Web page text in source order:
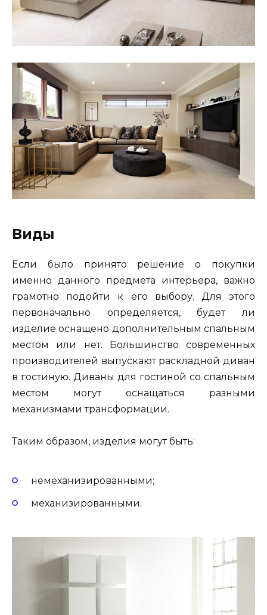
Виды
Если было принято решение о покупки
именно данного предмета интерьера, важно
грамотно подойти к его выбору. Для этого
первоначально определяется, будет ли
изделие оснащено дополнительным спальным
местом или нет. Большинство современных
производителей выпускают раскладной диван
в гостиную. Диваны для гостиной со спальным
местом могут оснащаться разными
механизмами трансформации.
Таким образом, изделия могут быть:
немеханизированными;
механизированными.